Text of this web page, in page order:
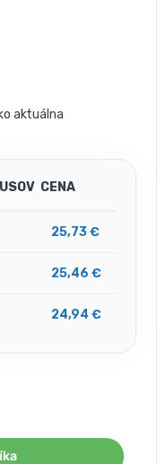
aktuálna
CENA
25,73€
25,46 €
24,94 €